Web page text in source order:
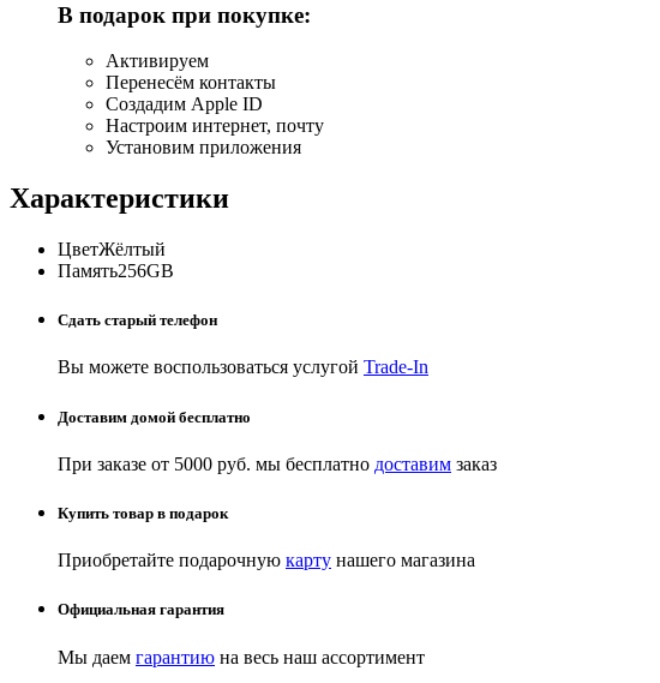
В подарок при покупке:
Активируем
Перенесём контакты
Создадим Apple ID
Настроим интернет, почту
Установим приложения
Характеристики
ЦветЖёлтый
Память256GB
Сдать старый телефон
Вы можете воспользоваться услугой Trade-In
Доставим домой бесплатно
При заказе от 5000 руб. мы бесплатно доставим заказ
Купить товар в подарок
Приобретайте подарочную карту нашего магазина
Официальная гарантия
Мы даем гарантию на весь наш ассортимент